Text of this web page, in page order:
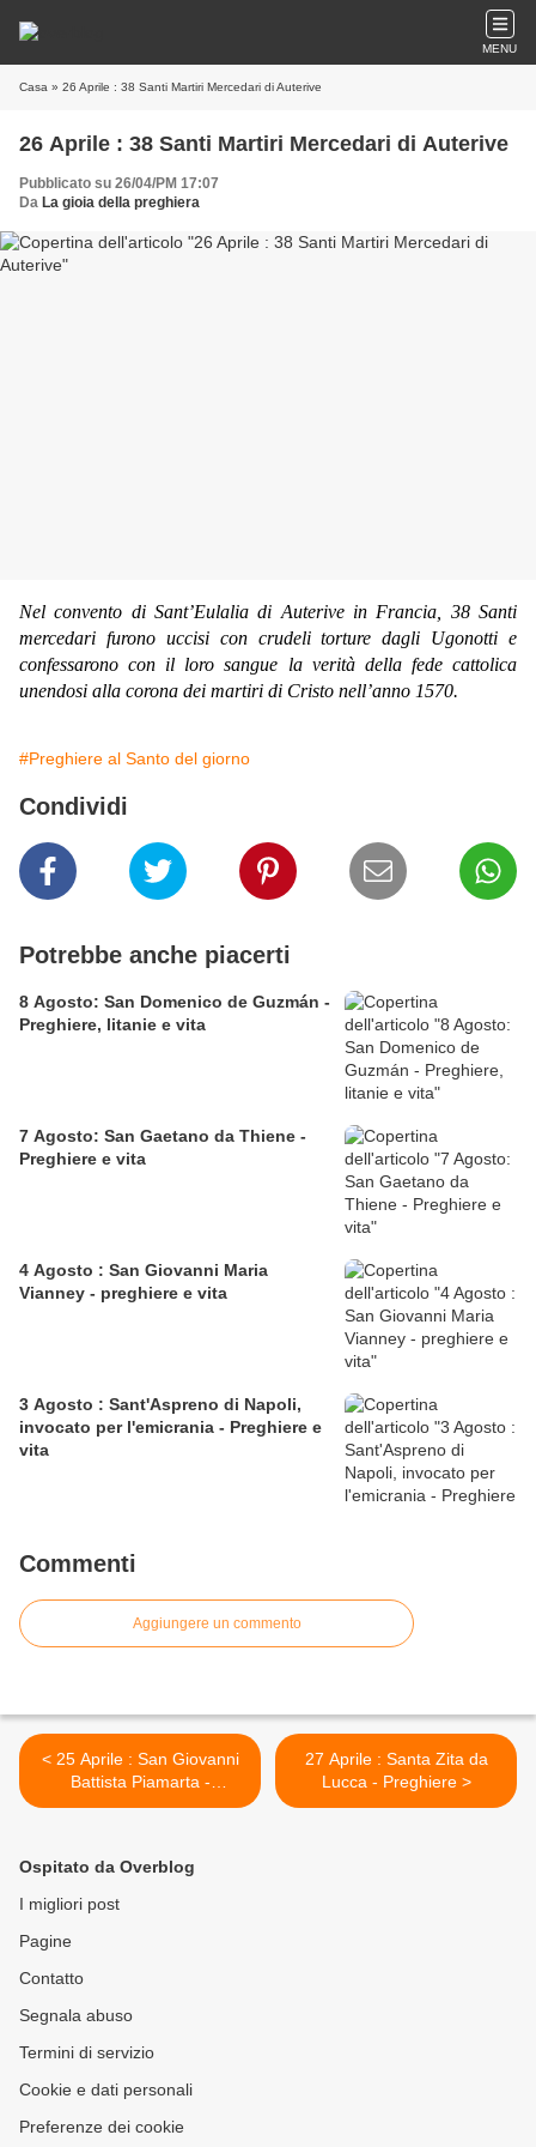
MENU
Casa » 26 Aprile : 38 Santi Martiri Mercedari di Auterive
26 Aprile : 38 Santi Martiri Mercedari di Auterive
Pubblicato su 26/04/PM 17:07
Da La gioia della preghiera
Nel convento di Sant’Eulalia di Auterive in Francia, 38 Santi
mercedari furono uccisi con crudeli torture dagli Ugonotti e
confessarono con il loro sangue la verità della fede cattolica
unendosi alla corona dei martiri di Cristo nell’anno 1570.
#Preghiere al Santo del giorno
Condividi
Potrebbe anche piacerti
8 Agosto: San Domenico de Guzmán -
Preghiere, litanie e vita
7 Agosto: San Gaetano da Thiene -
Preghiere e vita
4 Agosto : San Giovanni Maria
Vianney - preghiere e vita
3 Agosto : Sant'Aspreno di Napoli,
invocato per l'emicrania - Preghiere e
vita
Commenti
Aggiungere un commento
< 25 Aprile : San Giovanni
Battista Piamarta -
Preghiere e vita
27 Aprile : Santa Zita da
Lucca - Preghiere >
Ospitato da Overblog
I migliori post
Pagine
Contatto
Segnala abuso
Termini di servizio
Cookie e dati personali
Preferenze dei cookie